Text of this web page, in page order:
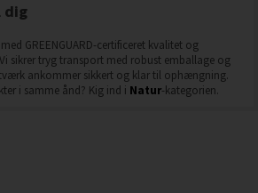
dig
GREENGUARD-certificeret kvalitet og
sikrer tryg transport med robust emballage og
ankommer sikkert og klar til ophængning.
i samme ånd? Kig ind i Natur-kategorien.